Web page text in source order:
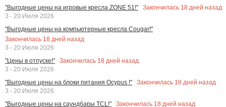
"Выгодные цены на игровые кресла ZONE 51!"
Закончилась 18 дней назад
3 - 20 Июля 2026
"Выгодные цены на компьютерные кресла Cougar!"
Закончилась 18 дней назад
3 - 20 Июля 2026
"Цены в отпуске!"
Закончилась 18 дней назад
3 - 20 Июля 2026
"Выгодные цены на блоки питания Ocypus !"
Закончилась 18 дней назад
3 - 20 Июля 2026
"Выгодные цены на саундбары TCL!"
Закончилась 18 дней назад